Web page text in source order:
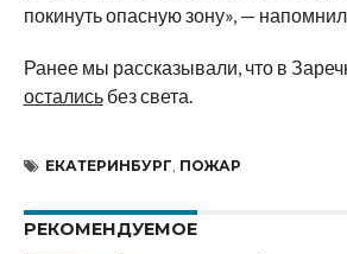
покинуть опасную зону», —
Ранее мы рассказывали, что в
осталисьбез света.
ЕКАТЕРИНБУРГ, ПОЖАР
РЕКОМЕНДУЕМОЕ